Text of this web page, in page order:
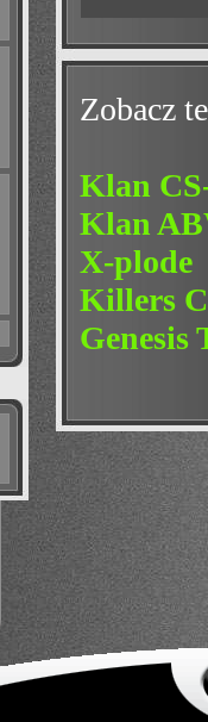
Zobacz
Klan
Klan
X-plode
Killers
Genesis